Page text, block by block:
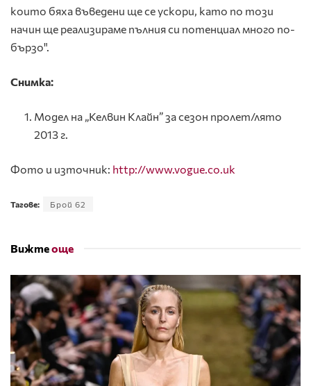
които бяха въведени ще се ускори, като по този
начин ще реализираме пълния си потенциал много по-
бързо".
Снимка:
Модел на „Келвин Клайн” за сезон пролет/лято
2013 г.
Фото и източник: http://www.vogue.co.uk
Тагове: Брой 62
Вижтеоще